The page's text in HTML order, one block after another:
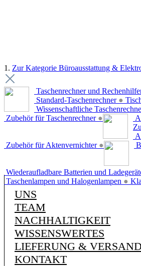
1. Zur Kategorie Büroausstattung &
Taschenrechner und
Standard-Taschenrechner ●
Wissenschaftliche
Zubehör für Taschenrechner ●
Zubehör für Aktenvernichter ●
Wiederaufladbare Batterien und
Taschenlampen und Halogenlampen ●
UNS
TEAM
NACHHALTIGKEIT
WISSENSWERTES
LIEFERUNG & VERSAND
KONTAKT